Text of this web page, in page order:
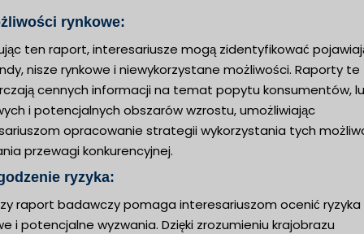
rynkowe:
ten raport, interesariusze mogą zidentyfikować
nisze rynkowe i niewykorzystane możliwości. Raporty te
cennych informacji na temat popytu konsumentów,
i potencjalnych obszarów wzrostu, umożliwiając
opracowanie strategii wykorzystania tych
przewagi konkurencyjnej.
ryzyka:
raport badawczy pomaga interesariuszom ocenić ryzyka
i potencjalne wyzwania. Dzięki zrozumieniu krajobrazu